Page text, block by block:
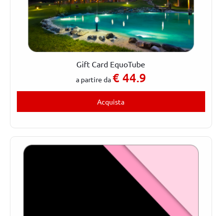
Gift Card EquoTube
a partire da€44.9
Acquista